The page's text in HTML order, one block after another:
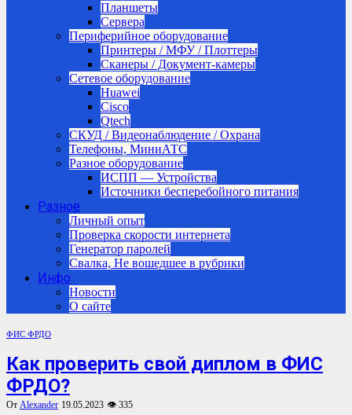
Планшеты
Сервера
Периферийное оборудование
Принтеры / МФУ / Плоттеры
Сканеры / Документ-камеры
Сетевое оборудование
Huawei
Cisco
Qtech
СКУД / Видеонаблюдение / Охрана
Телефоны, МиниАТС
Разное оборудование
ИСПП — Устройства
Источники бесперебойного питания
Разное
Личный опыт
Проверка скорости интернета
Генератор паролей
Свалка, Не вошедшее в рубрики
Инфо
Новости
О сайте
ФИС ФРДО
Как проверить свой диплом в ФИС
ФРДО?
От Alexander 19.05.2023 👁 335